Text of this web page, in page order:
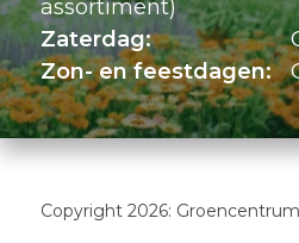
assortiment)
Zaterdag:
Zon- en feestdagen:
Copyright 2026: